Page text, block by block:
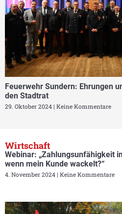
Feuerwehr Sundern: Ehrungen
den Stadtrat
29. Oktober 2024 Keine Kommentare
Wirtschaft
Webinar: „Zahlungsunfähigkeit
wenn mein Kunde wackelt?“
4. November 2024 Keine Kommentare